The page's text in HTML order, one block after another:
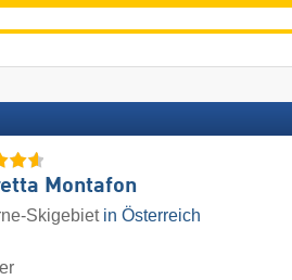
Montafon
Skigebiet in Österreich